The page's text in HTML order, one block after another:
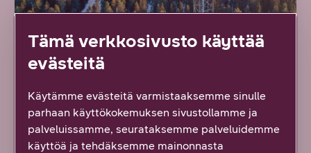
SMS Gateway
asiakkaiden, henkilöstön ja sidosryhmien kanssa
kommunikointiin.
Tämä verkkosivusto käyttää
evästeitä
Käytämme evästeitä varmistaaksemme sinulle
parhaan käyttökokemuksen sivustollamme ja
palveluissamme, seurataksemme palveluidemme
käyttöä ja tehdäksemme mainonnasta